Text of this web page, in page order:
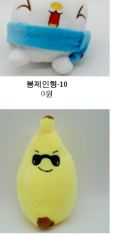
봉제인형-10
0원